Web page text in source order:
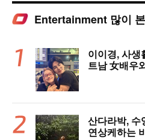
Entertainment 많이
이이경, 사생
트남 女배우
산다라박, 수
연상케하는